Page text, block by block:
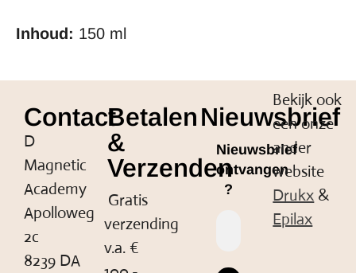
Inhoud: 150 ml
Contact
D
Magnetic
Academy
Apolloweg
2c
8239 DA
Betalen
&
Verzenden
Gratis
verzending
v.a. €
Nieuwsbrief
Nieuwsbrief
ontvangen
?
Bekijk ook
een onze
ander
website
Drukx &
Epilax